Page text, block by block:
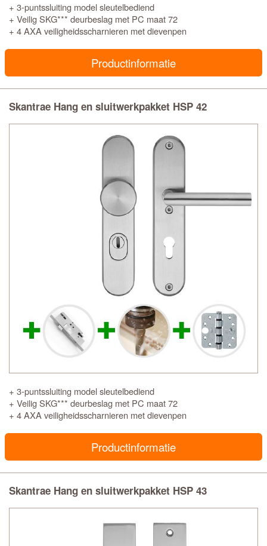
+ 3-puntssluiting model sleutelbediend
+ Veilig SKG*** deurbeslag met PC maat 72
+ 4 AXA veiligheidsscharnieren met dievenpen
Productinformatie
Skantrae Hang en sluitwerkpakket HSP 42
+ 3-puntssluiting model sleutelbediend
+ Veilig SKG*** deurbeslag met PC maat 72
+ 4 AXA veiligheidsscharnieren met dievenpen
Productinformatie
Skantrae Hang en sluitwerkpakket HSP 43